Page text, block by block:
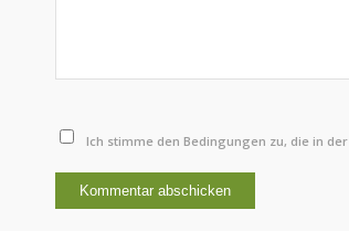
Ich stimme den Bedingungen zu, die in der